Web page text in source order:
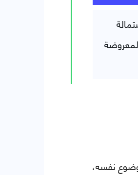
نفسه،